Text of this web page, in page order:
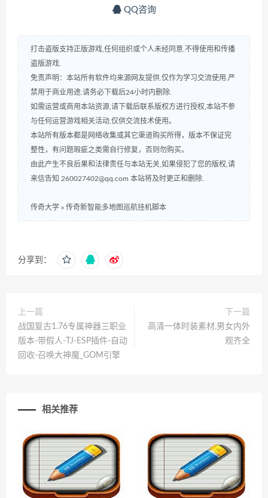
QQ咨询
打击盗版支持正版游戏,任何组织或个人未经同意,不得使用和传播
盗版游戏.
免责声明：本站所有软件均来源网友提供.仅作为学习交流使用.严
禁用于商业用途.请务必下载后24小时内删除.
如需运营或商用本站资源,请下载后联系版权方进行授权,本站不参
与任何运营游戏相关活动,仅供交流技术使用。
本站所有版本都是网络收集或其它渠道购买所得，版本不保证完
整性，有问题瑕疵之类需自行修复，否则勿购买。
由此产生不良后果和法律责任与本站无关,如果侵犯了您的版权,请
来信告知 260027402@qq.com 本站将及时更正和删除.
传奇大学 » 传奇新智能多地图巡航挂机脚本
分享到：
上一篇
战国复古1.76专属神器三职业
版本-带假人-TJ-ESP插件-自动
回收-召唤大神魔_GOM引擎
下一篇
高清一体时装素材,男女内外
观齐全
相关推荐